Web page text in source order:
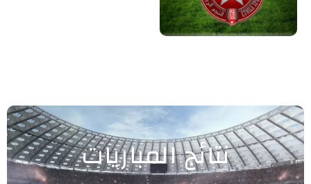
نتائج المباريات